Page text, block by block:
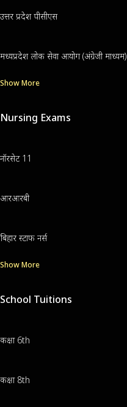
उत्तर प्रदेश पीसीएस
मध्यप्रदेश लोक सेवा आयोग (अंग्रेजी माध्यम)
Show More
Nursing Exams
नॉरसेट 11
आरआरबी
बिहार स्टाफ नर्स
Show More
School Tuitions
कक्षा 6th
कक्षा 8th